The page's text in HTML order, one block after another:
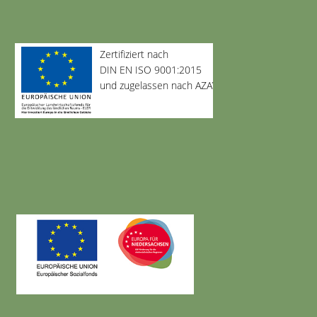
Zertifiziert nach
DIN EN ISO 9001:2015
und zugelassen nach AZAV